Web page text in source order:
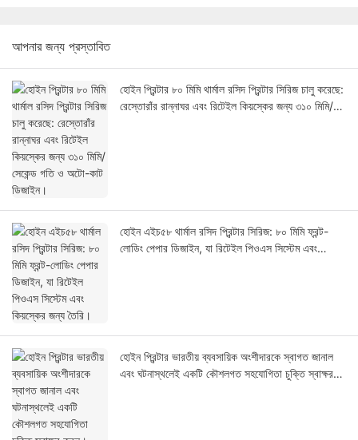
আপনার জন্য প্রস্তাবিত
হোইন প্রিন্টার ৮০ মিমি থার্মাল রসিদ প্রিন্টার সিরিজ চালু করেছে:
রেস্তোরাঁর রান্নাঘর এবং রিটেইল কিয়স্কের জন্য ৩১০ মিমি/
হোইন এইচ৫৮ থার্মাল রসিদ প্রিন্টার সিরিজ: ৮০ মিমি ফ্রন্ট-
লোডিং পেপার ডিজাইন, যা রিটেইল পিওএস সিস্টেম এবং
হোইন প্রিন্টার ভারতীয় ব্যবসায়িক অংশীদারকে স্বাগত জানাল
এবং ঘটনাস্থলেই একটি কৌশলগত সহযোগিতা চুক্তি স্বাক্ষর